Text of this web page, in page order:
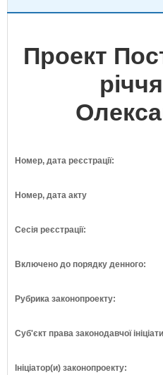
Проект
Номер, дата реєстрації:
Номер, дата акту
Сесія реєстрації:
Включено до порядку денного:
Рубрика законопроекту:
Суб'єкт права законодавчої
Ініціатор(и) законопроекту: